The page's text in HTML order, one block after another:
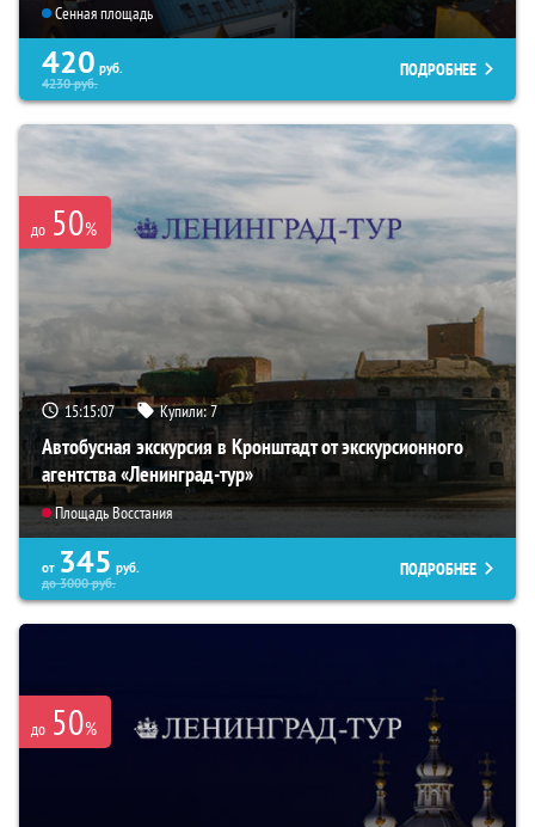
Сенная площадь
420 руб.
4230руб.
ПОДРОБНЕЕ
до 50%
15:15:06 Купили:7
Автобусная экскурсия в Кронштадт от экскурсионного
агентства «Ленинград-тур»
Площадь Восстания
от 345 руб.
до3000руб.
ПОДРОБНЕЕ
до 50%